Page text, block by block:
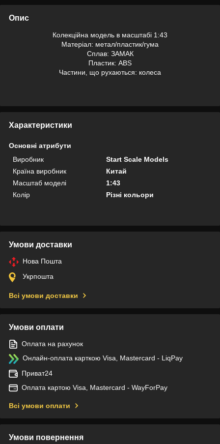
Опис
Колекційна модель в масштабі 1:43
Матеріал: метал/пластик/гума
Сплав: ЗАМАК
Пластик: АВS
Частини, що рухаються: колеса
Характеристики
Основні атрибути
Виробник
Start Scale Models
Країна виробник
Китай
Масштаб моделі
1:43
Колір
Різні кольори
Умови доставки
Нова Пошта
Укрпошта
Всі умови доставки
Умови оплати
Оплата на рахунок
Онлайн-оплата карткою Visa, Mastercard - LiqPay
Приват24
Оплата картою Visa, Mastercard - WayForPay
Всі умови оплати
Умови повернення